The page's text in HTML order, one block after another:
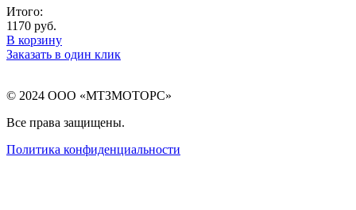
Итого:
1170 руб.
В корзину
Заказать в один клик
© 2024 ООО «МТЗМОТОРС»
Все права защищены.
Политика конфиденциальности